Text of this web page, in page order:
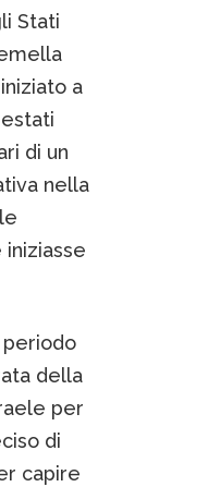
Stati
a
di un
nella
della
per
di
capire